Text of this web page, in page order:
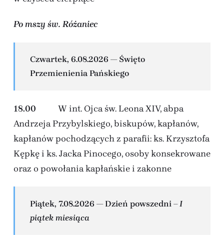
Po mszy św. Różaniec
Czwartek, 6.08.2026 — Święto
Przemienienia Pańskiego
18.00 W int. Ojca św. Leona XIV, abpa
Andrzeja Przybylskiego, biskupów, kapłanów,
kapłanów pochodzących z parafii: ks. Krzysztofa
Kępkę i ks. Jacka Pinocego, osoby konsekrowane
oraz o powołania kapłańskie i zakonne
Piątek, 7.08.2026 — Dzień powszedni– I
piątek miesiąca